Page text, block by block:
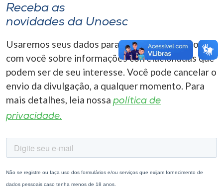
Receba as
novidades da Unoesc
Usaremos seus dados para entrar em contato
com você sobre informações correlacionadas que
podem ser de seu interesse. Você pode cancelar o
envio da divulgação, a qualquer momento. Para
mais detalhes, leia nossa política de
privacidade.